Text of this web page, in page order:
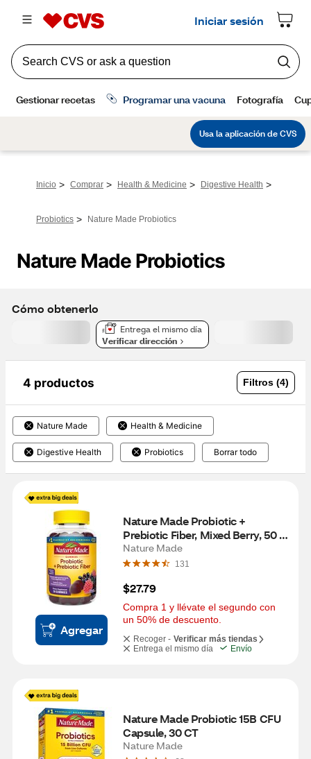
Inicio > Comprar > Health & Medicine > Digestive Health >
Probiotics > Nature Made Probiotics
Nature Made Probiotics
Cómo obtenerlo
Entrega el mismo día
Verificar dirección
4 productos Filtros (4)
Nature Made Health & Medicine
Digestive Health Probiotics Borrar todo
Agregar
Nature Made Probiotic +
Prebiotic Fiber, Mixed Berry, 50
CT
Nature Made
131
$27.79
Compra 1 y llévate el segundo con
un 50% de descuento.
Recoger - Verificar más tiendas
Entrega el mismo día
Envío
Nature Made Probiotic 15B CFU
Capsule, 30 CT
Nature Made